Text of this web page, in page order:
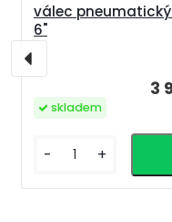
válec
6"
3
skladem
- +